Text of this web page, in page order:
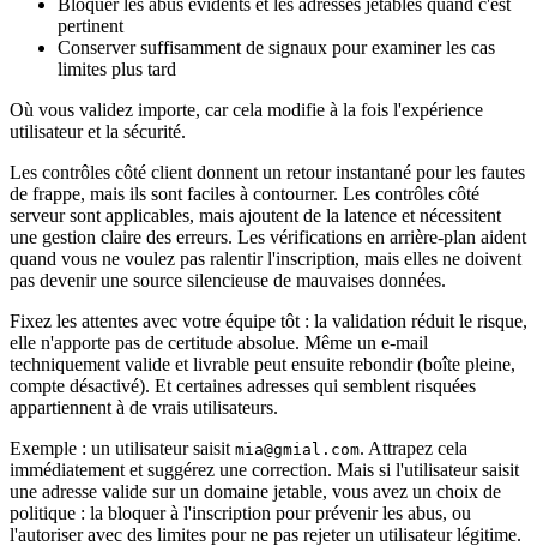
pertinent
Conserver suffisamment de signaux pour examiner les cas
limites plus tard
Où vous validez importe, car cela modifie à la fois l'expérience
utilisateur et la sécurité.
Les contrôles côté client donnent un retour instantané pour les fautes
de frappe, mais ils sont faciles à contourner. Les contrôles côté
serveur sont applicables, mais ajoutent de la latence et nécessitent
une gestion claire des erreurs. Les vérifications en arrière‑plan aident
quand vous ne voulez pas ralentir l'inscription, mais elles ne doivent
pas devenir une source silencieuse de mauvaises données.
Fixez les attentes avec votre équipe tôt : la validation réduit le risque,
elle n'apporte pas de certitude absolue. Même un e‑mail
techniquement valide et livrable peut ensuite rebondir (boîte pleine,
compte désactivé). Et certaines adresses qui semblent risquées
appartiennent à de vrais utilisateurs.
Exemple : un utilisateur saisit mia@gmial.com. Attrapez cela
immédiatement et suggérez une correction. Mais si l'utilisateur saisit
une adresse valide sur un domaine jetable, vous avez un choix de
politique : la bloquer à l'inscription pour prévenir les abus, ou
l'autoriser avec des limites pour ne pas rejeter un utilisateur légitime.